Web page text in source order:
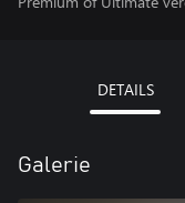
DETAILS
Galerie